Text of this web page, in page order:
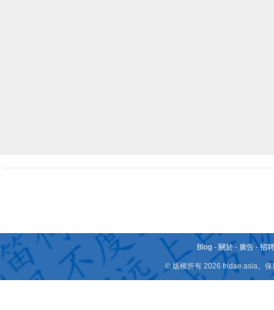
Blog - 關於 - 廣告 -招
© 版權所有 2026 fridae.asia。